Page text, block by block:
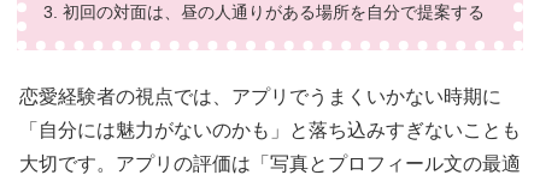
3. 初回の対面は、昼の人通りがある場所を自分で提案する
恋愛経験者の視点では、アプリでうまくいかない時期に
「自分には魅力がないのかも」と落ち込みすぎないことも
大切です。アプリの評価は「写真とプロフィール文の最適